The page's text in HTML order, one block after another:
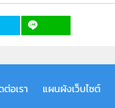
อเรา แผนผังเว็บไซต์